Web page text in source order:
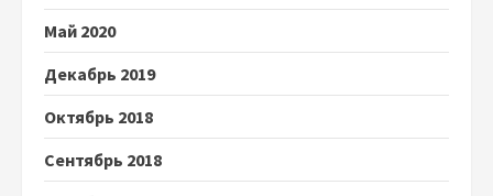
Май 2020
Декабрь 2019
Октябрь 2018
Сентябрь 2018